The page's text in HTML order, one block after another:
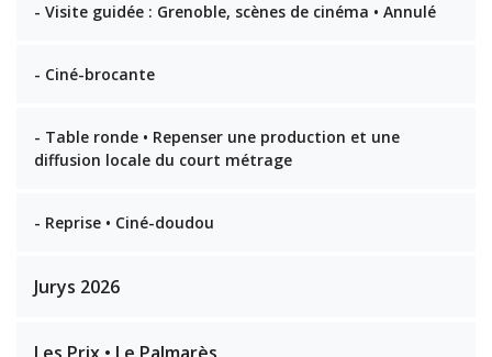
- Visite guidée : Grenoble, scènes de cinéma • Annulé
- Ciné-brocante
- Table ronde • Repenser une production et une
diffusion locale du court métrage
- Reprise • Ciné-doudou
Jurys 2026